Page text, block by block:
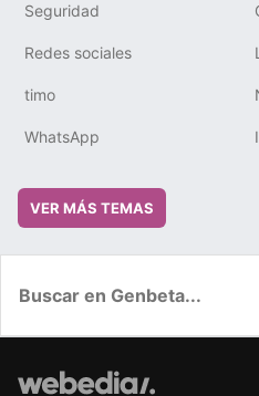
Seguridad
Redes sociales
timo
WhatsApp
VER MÁS TEMAS